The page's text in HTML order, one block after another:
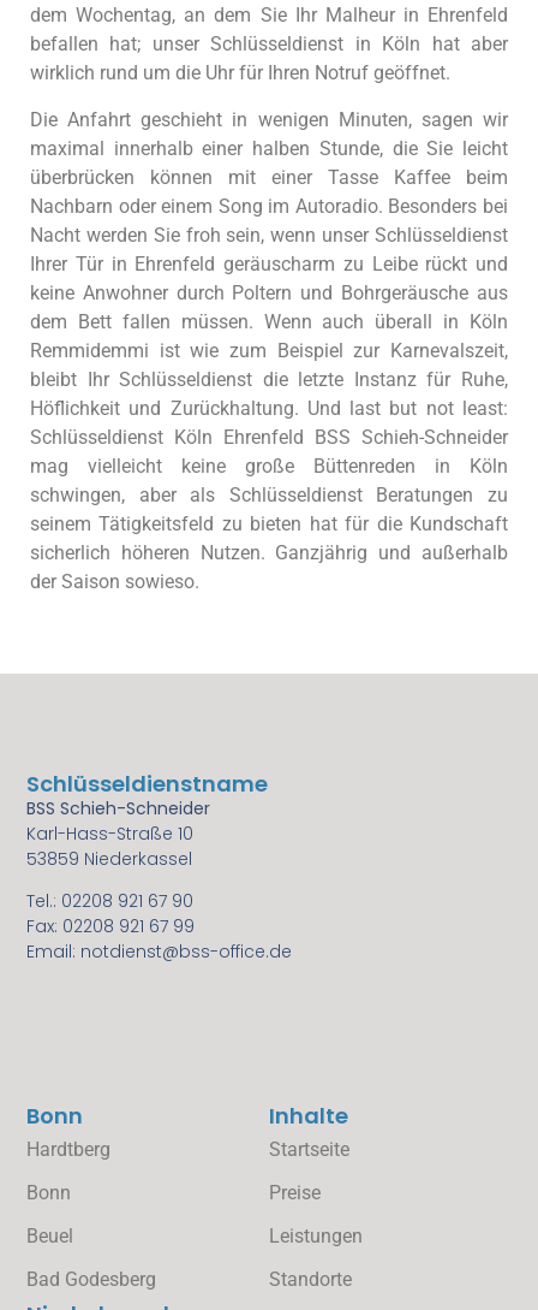
dem Wochentag, an dem Sie Ihr Malheur in Ehrenfeld
befallen hat; unser Schlüsseldienst in Köln hat aber
wirklich rund um die Uhr für Ihren Notruf geöffnet.
Die Anfahrt geschieht in wenigen Minuten, sagen wir
maximal innerhalb einer halben Stunde, die Sie leicht
überbrücken können mit einer Tasse Kaffee beim
Nachbarn oder einem Song im Autoradio. Besonders bei
Nacht werden Sie froh sein, wenn unser Schlüsseldienst
Ihrer Tür in Ehrenfeld geräuscharm zu Leibe rückt und
keine Anwohner durch Poltern und Bohrgeräusche aus
dem Bett fallen müssen. Wenn auch überall in Köln
Remmidemmi ist wie zum Beispiel zur Karnevalszeit,
bleibt Ihr Schlüsseldienst die letzte Instanz für Ruhe,
Höflichkeit und Zurückhaltung. Und last but not least:
Schlüsseldienst Köln Ehrenfeld BSS Schieh-Schneider
mag vielleicht keine große Büttenreden in Köln
schwingen, aber als Schlüsseldienst Beratungen zu
seinem Tätigkeitsfeld zu bieten hat für die Kundschaft
sicherlich höheren Nutzen. Ganzjährig und außerhalb
der Saison sowieso.
Inhalte
Startseite
Preise
Leistungen
Standorte
Bonn
Hardtberg
Bonn
Beuel
Bad Godesberg
Schlüsseldienstname
BSS Schieh-Schneider
Karl-Hass-Straße 10
53859 Niederkassel
Tel.: 02208 921 67 90
Fax: 02208 921 67 99
Email: notdienst@bss-office.de